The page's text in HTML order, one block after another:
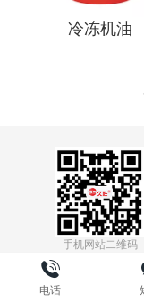
冷冻机油
手机网站二维码
本网站的所有文章、内
电话